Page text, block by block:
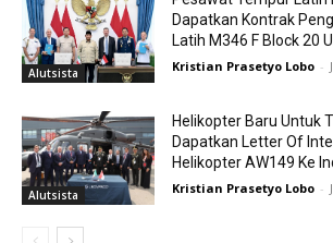
Alutsista
Dapatkan Kontrak
Latih M346 F Block 20
Kristian Prasetyo Lobo -
Alutsista
Helikopter Baru Untuk
Dapatkan Letter Of
Helikopter AW149 Ke
Kristian Prasetyo Lobo -